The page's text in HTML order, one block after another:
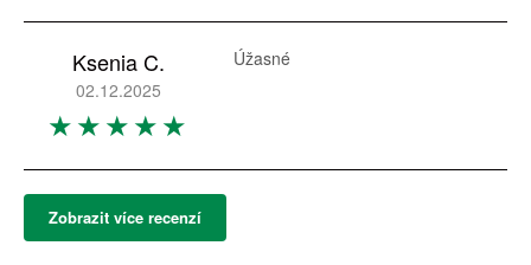
Ksenia C.
02.12.2025
Úžasné
Zobrazit více recenzí